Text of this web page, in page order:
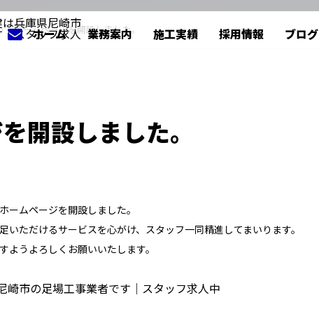
ホーム 業務案内 施工実績 採用情報 ブログ
BLOG
ホームページを開設しました。
開設しました。
ームページを開設しました。
いただけるサービスを心がけ、スタッフ一同精進してまいります。
うよろしくお願いいたします。
崎市の足場工事業者です｜スタッフ求人中